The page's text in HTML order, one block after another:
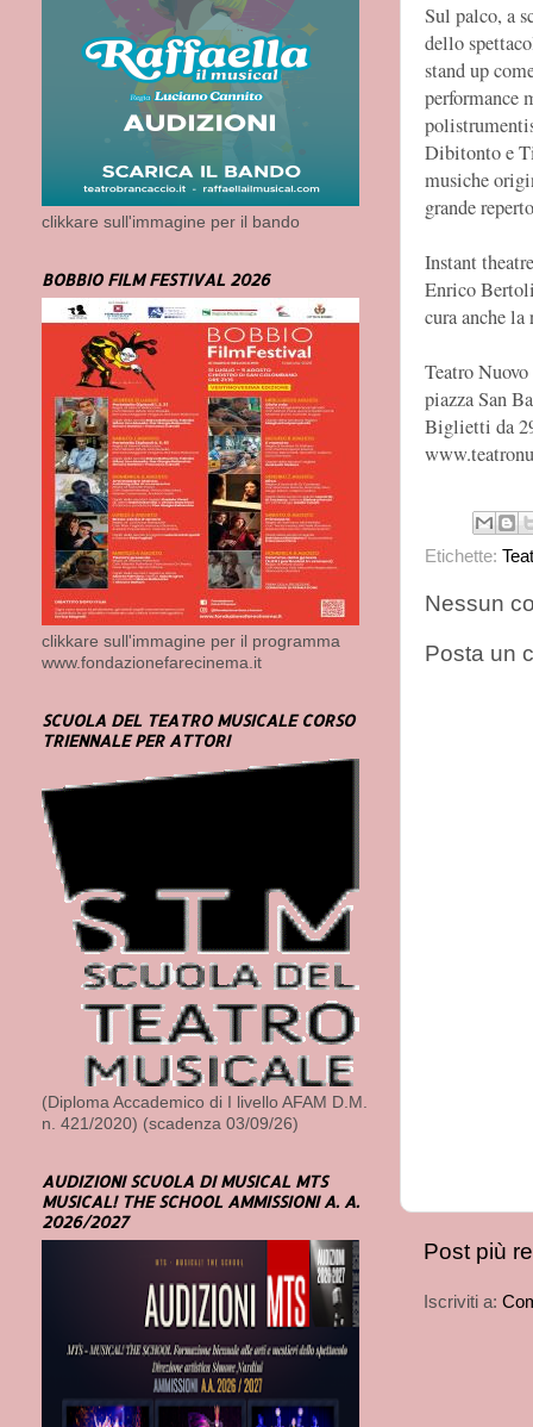
Sul palco, a
dello
stand up
performance
Dibitonto e
musiche
grande
Instant
Enrico
cura anche
Teatro
piazza San
Biglietti da
Etichette:
Nessun
Posta un
Post più
Iscriviti a:
clikkare sull'immagine per il bando
BOBBIO FILM FESTIVAL 2026
clikkare sull'immagine per il programma
www.fondazionefarecinema.it
SCUOLA DEL TEATRO MUSICALE CORSO
TRIENNALE PER ATTORI
(Diploma Accademico di I livello AFAM D.M.
n. 421/2020) (scadenza 03/09/26)
AUDIZIONI SCUOLA DI MUSICAL MTS
MUSICAL! THE SCHOOL AMMISSIONI A. A.
2026/2027